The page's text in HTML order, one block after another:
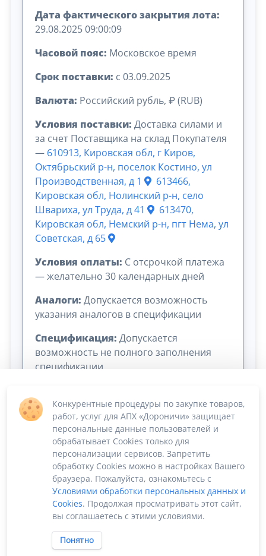
Дата фактического закрытия лота:
29.08.2025 09:00:09
Часовой пояс: Московское время
Срок поставки: с 03.09.2025
Валюта: Российский рубль, ₽ (RUB)
Условия поставки: Доставка силами и
за счет Поставщика на склад Покупателя
— 610913, Кировская обл, г Киров,
Октябрьский р-н, поселок Костино, ул
Производственная, д 1
613466,
Кировская обл, Нолинский р-н, село
Швариха, ул Труда, д 41
613470,
Кировская обл, Немский р-н, пгт Нема, ул
Советская, д 65
Условия оплаты: C отсрочкой платежа
— желательно 30 календарных дней
Аналоги: Допускается возможность
указания аналогов в спецификации
Спецификация: Допускается
возможность не полного заполнения
спецификации
Сумма лота: 215 000,00 ₽
Конкурентные процедуры по закупке товаров,
работ, услуг для АПХ «Дороничи» защищает
персональные данные пользователей и
обрабатывает Cookies только для
персонализации сервисов. Запретить
обработку Cookies можно в настройках Вашего
браузера. Пожалуйста, ознакомьтесь с
Условиями обработки персональных данных и
Cookies. Продолжая просматривать этот сайт,
вы соглашаетесь с этими условиями.
Понятно